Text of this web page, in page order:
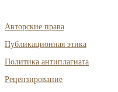
Авторские права
Публикационная этика
Политика антиплагиата
Рецензирование